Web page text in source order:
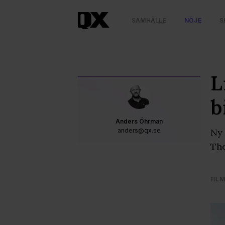
SAMHÄLLE NÖJE
Anders Öhrman
anders@qx.se